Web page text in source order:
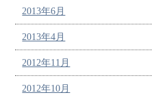
2013年6月
2013年4月
2012年11月
2012年10月